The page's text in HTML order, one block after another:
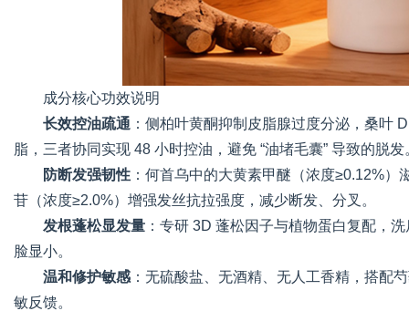
成分核心功效说明
长效控油疏通 ：侧柏叶黄酮抑制皮脂腺过度分泌，桑叶
脂，三者协同实现 48 小时控油，避免 “油堵毛囊” 导致的脱发
防断发强韧性 ：何首乌中的大黄素甲醚（浓度≥0.12%
苷（浓度≥2.0%）增强发丝抗拉强度，减少断发、分叉。
发根蓬松显发量 ：专研 3D 蓬松因子与植物蛋白复配，
脸显小。
温和修护敏感 ：无硫酸盐、无酒精、无人工香精，搭配
敏反馈。